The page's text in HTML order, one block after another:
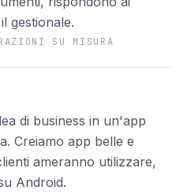
gestionale.
SU MISURA
di business in un'app
Creiamo app belle e
ameranno utilizzare,
Android.